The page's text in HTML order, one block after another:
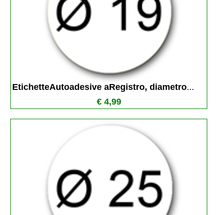
EtichetteAutoadesive aRegistro, diametro...
€ 4,99